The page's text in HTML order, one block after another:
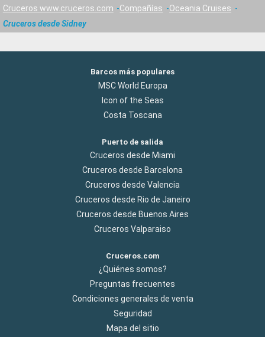
Cruceros www.cruceros.com Compañías
Oceania Cruises
Cruceros desde Sidney
Barcos más populares
MSC World Europa
Icon of the Seas
Costa Toscana
Puerto de salida
Cruceros desde Miami
Cruceros desde Barcelona
Cruceros desde Valencia
Cruceros desde Rio de Janeiro
Cruceros desde Buenos Aires
Cruceros Valparaiso
Cruceros.com
¿Quiénes somos?
Preguntas frecuentes
Condiciones generales de venta
Seguridad
Mapa del sitio